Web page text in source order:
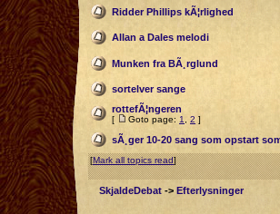
Ridder Phillips kÃ¦rlighed
Allan a Dales melodi
Munken fra BÃ¸rglund
sortelver sange
rottefÃ¦ngeren
[ Goto page: 1 2 ]
sÃ¸ger 10-20 sang som opstart
[Mark all topics read]
SkjaldeDebat -> Efterlysninger